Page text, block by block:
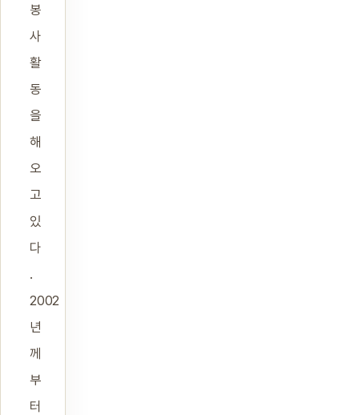
봉
사
활
동
을
해
오
고
있
다
.
2002
년
께
부
터